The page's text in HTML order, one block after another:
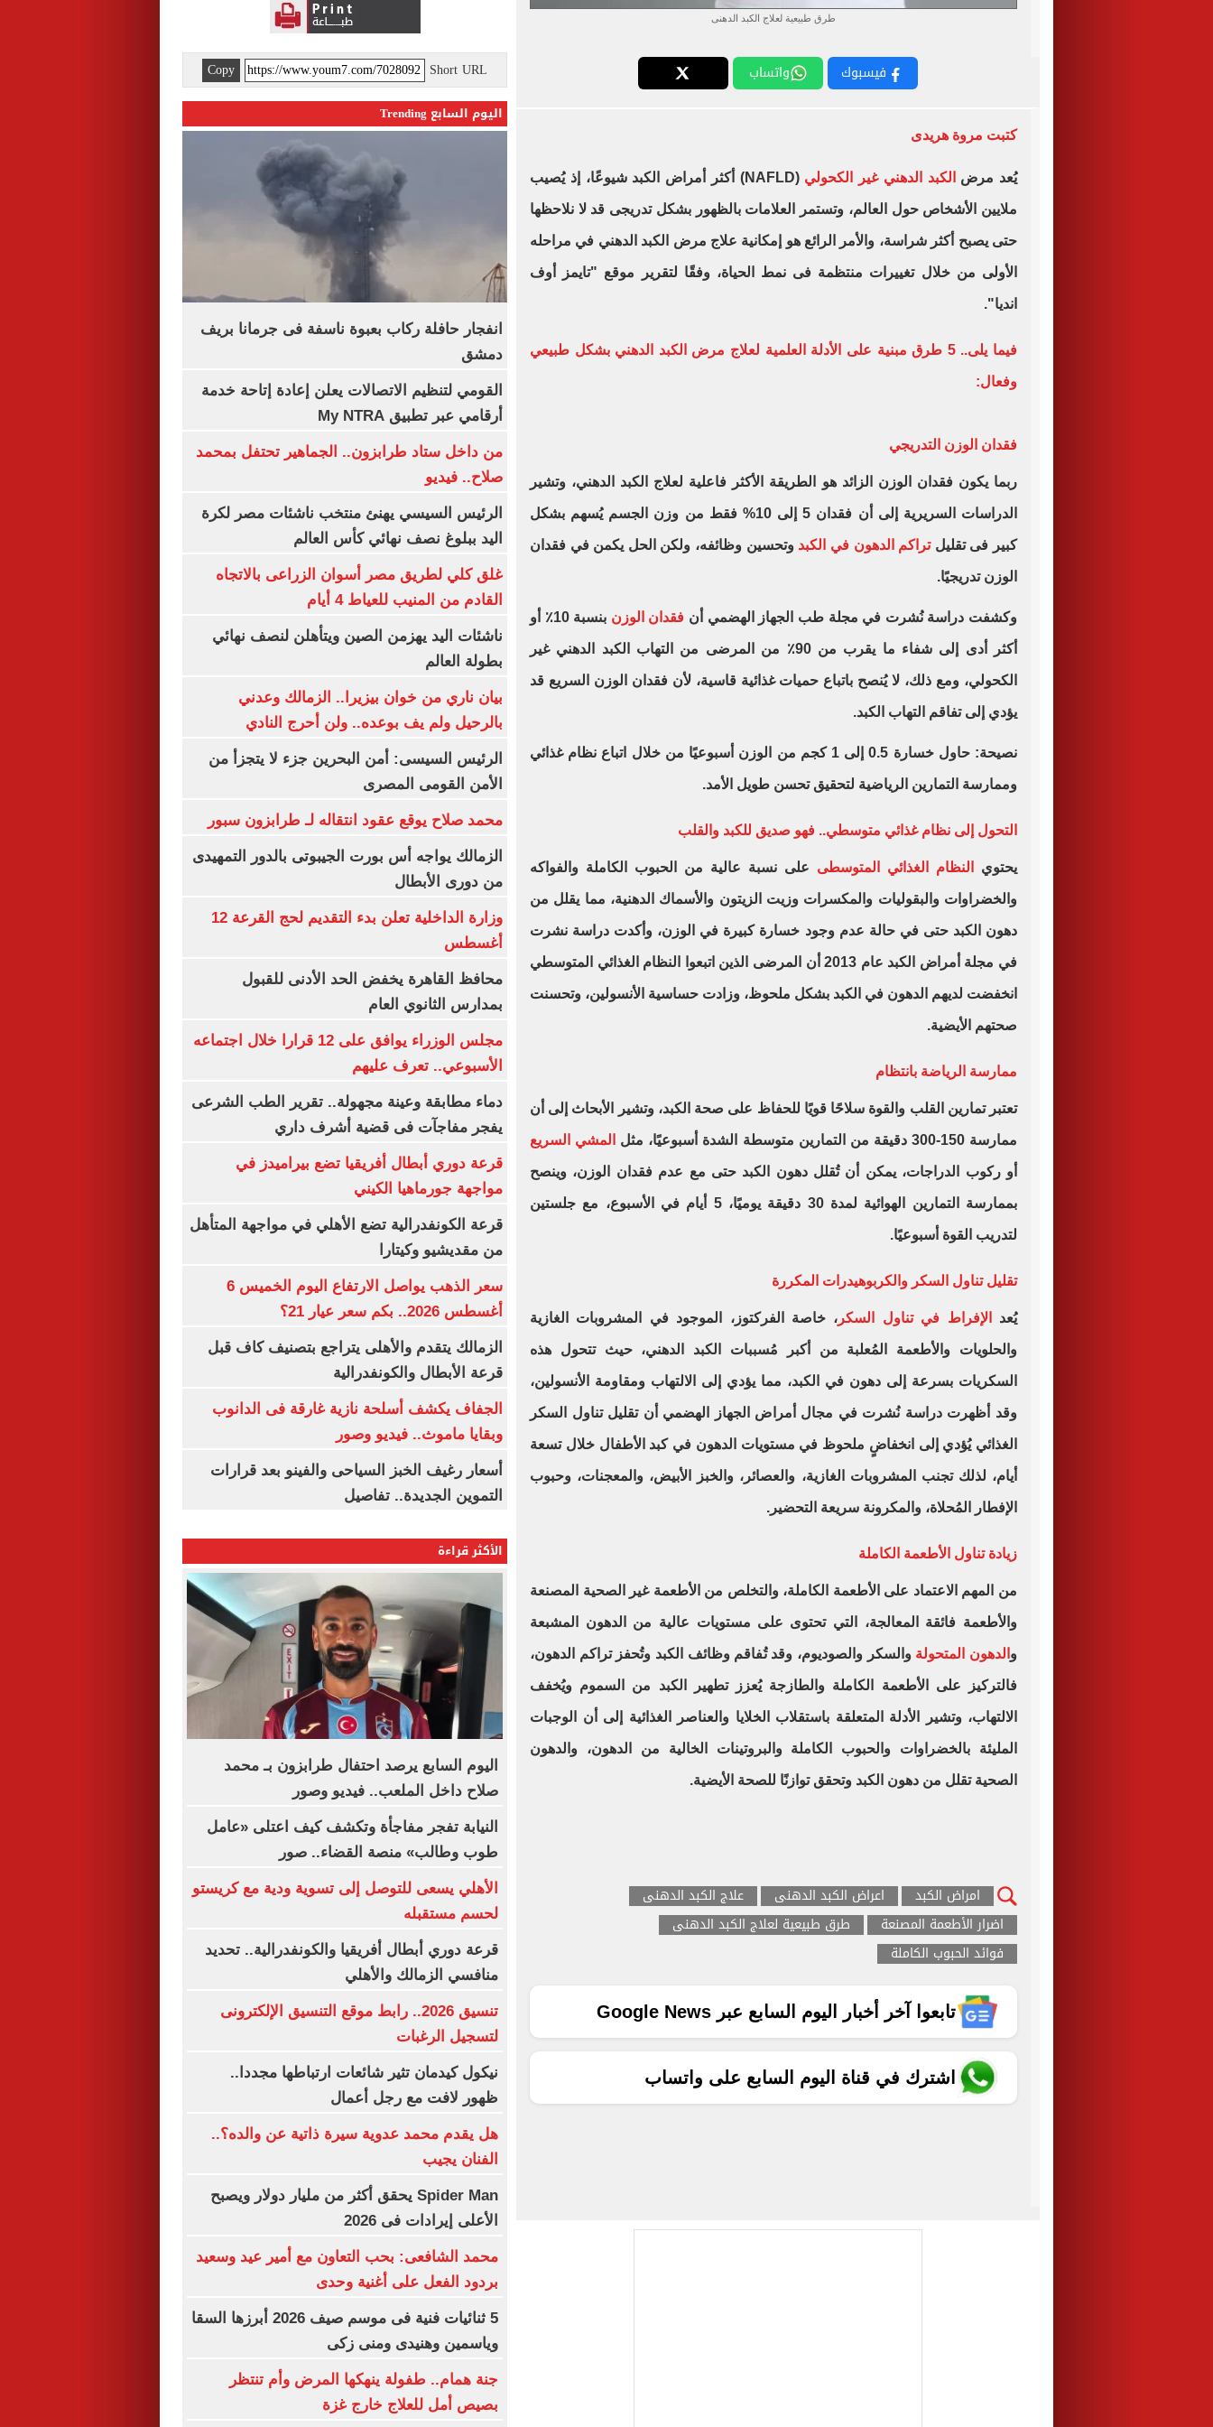
طرق طبيعية لعلاج الكبد الدهنى
فيسبوك واتساب
كتبت مروة هريدى
يُعد مرض الكبد الدهني غير الكحولي (NAFLD) أكثر أمراض الكبد شيوعًا، إذ يُصيب
ملايين الأشخاص حول العالم، وتستمر العلامات بالظهور بشكل تدريجى قد لا نلاحظها
حتى يصبح أكثر شراسة، والأمر الرائع هو إمكانية علاج مرض الكبد الدهني في مراحله
الأولى من خلال تغييرات منتظمة فى نمط الحياة، وفقًا لتقرير موقع "تايمز أوف
انديا".
فيما يلى.. 5 طرق مبنية على الأدلة العلمية لعلاج مرض الكبد الدهني بشكل طبيعي
وفعال:
فقدان الوزن التدريجي
ربما يكون فقدان الوزن الزائد هو الطريقة الأكثر فاعلية لعلاج الكبد الدهني، وتشير
الدراسات السريرية إلى أن فقدان 5 إلى 10% فقط من وزن الجسم يُسهم بشكل
كبير فى تقليلتراكم الدهون في الكبد وتحسين وظائفه، ولكن الحل يكمن في فقدان
الوزن تدريجيًا.
وكشفت دراسة نُشرت في مجلة طب الجهاز الهضمي أن فقدان الوزن بنسبة 10٪ أو
أكثر أدى إلى شفاء ما يقرب من 90٪ من المرضى من التهاب الكبد الدهني غير
الكحولي، ومع ذلك، لا يُنصح باتباع حميات غذائية قاسية، لأن فقدان الوزن السريع قد
يؤدي إلى تفاقم التهاب الكبد.
نصيحة: حاول خسارة 0.5 إلى 1 كجم من الوزن أسبوعيًا من خلال اتباع نظام غذائي
وممارسة التمارين الرياضية لتحقيق تحسن طويل الأمد.
التحول إلى نظام غذائي متوسطي.. فهو صديق للكبد والقلب
يحتوي النظام الغذائي المتوسطى على نسبة عالية من الحبوب الكاملة والفواكه
والخضراوات والبقوليات والمكسرات وزيت الزيتون والأسماك الدهنية، مما يقلل من
دهون الكبد حتى في حالة عدم وجود خسارة كبيرة في الوزن، وأكدت دراسة نشرت
في مجلة أمراض الكبد عام 2013 أن المرضى الذين اتبعوا النظام الغذائي المتوسطي
انخفضت لديهم الدهون في الكبد بشكل ملحوظ، وزادت حساسية الأنسولين، وتحسنت
صحتهم الأيضية.
ممارسة الرياضة بانتظام
تعتبر تمارين القلب والقوة سلاحًا قويًا للحفاظ على صحة الكبد، وتشير الأبحاث إلى أن
ممارسة 150-300 دقيقة من التمارين متوسطة الشدة أسبوعيًا، مثل المشي السريع
أو ركوب الدراجات، يمكن أن تُقلل دهون الكبد حتى مع عدم فقدان الوزن، وينصح
بممارسة التمارين الهوائية لمدة 30 دقيقة يوميًا، 5 أيام في الأسبوع، مع جلستين
لتدريب القوة أسبوعيًا.
تقليل تناول السكر والكربوهيدرات المكررة
يُعد الإفراط في تناول السكر ، خاصة الفركتوز، الموجود في المشروبات الغازية
والحلويات والأطعمة المُعلبة من أكبر مُسببات الكبد الدهني، حيث تتحول هذه
السكريات بسرعة إلى دهون في الكبد، مما يؤدي إلى الالتهاب ومقاومة الأنسولين،
وقد أظهرت دراسة نُشرت في مجال أمراض الجهاز الهضمي أن تقليل تناول السكر
الغذائي يُؤدي إلى انخفاضٍ ملحوظ في مستويات الدهون في كبد الأطفال خلال تسعة
أيام، لذلك تجنب المشروبات الغازية، والعصائر، والخبز الأبيض، والمعجنات، وحبوب
الإفطار المُحلاة، والمكرونة سريعة التحضير.
زيادة تناول الأطعمة الكاملة
من المهم الاعتماد على الأطعمة الكاملة، والتخلص من الأطعمة غير الصحية المصنعة
والأطعمة فائقة المعالجة، التي تحتوى على مستويات عالية من الدهون المشبعة
و الدهون المتحولةوالسكر والصوديوم، وقد تُفاقم وظائف الكبد وتُحفز تراكم الدهون،
فالتركيز على الأطعمة الكاملة والطازجة يُعزز تطهير الكبد من السموم ويُخفف
الالتهاب، وتشير الأدلة المتعلقة باستقلاب الخلايا والعناصر الغذائية إلى أن الوجبات
المليئة بالخضراوات والحبوب الكاملة والبروتينات الخالية من الدهون، والدهون
الصحية تقلل من دهون الكبد وتحقق توازنًا للصحة الأيضية.
امراض الكبد اعراض الكبد الدهنى
علاج الكبد الدهنى
اضرار الأطعمة المصنعة
طرق طبيعية لعلاج الكبد الدهنى
فوائد الحبوب الكاملة
تابعوا آخر أخبار اليوم السابع عبر Google News
اشترك في قناة اليوم السابع على واتساب
Short URL
Copy
اليوم السابع Trending
انفجار حافلة ركاب بعبوة ناسفة فى جرمانا بريف
دمشق
القومي لتنظيم الاتصالات يعلن إعادة إتاحة خدمة
أرقامي عبر تطبيق My NTRA
من داخل ستاد طرابزون.. الجماهير تحتفل بمحمد
صلاح.. فيديو
الرئيس السيسي يهنئ منتخب ناشئات مصر لكرة
اليد ببلوغ نصف نهائي كأس العالم
غلق كلي لطريق مصر أسوان الزراعى بالاتجاه
القادم من المنيب للعياط 4 أيام
ناشئات اليد يهزمن الصين ويتأهلن لنصف نهائي
بطولة العالم
بيان ناري من خوان بيزيرا.. الزمالك وعدني
بالرحيل ولم يف بوعده.. ولن أحرج النادي
الرئيس السيسى: أمن البحرين جزء لا يتجزأ من
الأمن القومى المصرى
محمد صلاح يوقع عقود انتقاله لـ طرابزون سبور
الزمالك يواجه أس بورت الجيبوتى بالدور التمهيدى
من دورى الأبطال
وزارة الداخلية تعلن بدء التقديم لحج القرعة 12
أغسطس
محافظ القاهرة يخفض الحد الأدنى للقبول
بمدارس الثانوي العام
مجلس الوزراء يوافق على 12 قرارا خلال اجتماعه
الأسبوعي.. تعرف عليهم
دماء مطابقة وعينة مجهولة.. تقرير الطب الشرعى
يفجر مفاجآت فى قضية أشرف داري
قرعة دوري أبطال أفريقيا تضع بيراميدز في
مواجهة جورماهيا الكيني
قرعة الكونفدرالية تضع الأهلي في مواجهة المتأهل
من مقديشيو وكيتارا
سعر الذهب يواصل الارتفاع اليوم الخميس 6
أغسطس 2026.. بكم سعر عيار 21؟
الزمالك يتقدم والأهلى يتراجع بتصنيف كاف قبل
قرعة الأبطال والكونفدرالية
الجفاف يكشف أسلحة نازية غارقة فى الدانوب
وبقايا ماموث.. فيديو وصور
أسعار رغيف الخبز السياحى والفينو بعد قرارات
التموين الجديدة.. تفاصيل
الأكثر قراءة
اليوم السابع يرصد احتفال طرابزون بـ محمد
صلاح داخل الملعب.. فيديو وصور
النيابة تفجر مفاجأة وتكشف كيف اعتلى «عامل
طوب وطالب» منصة القضاء.. صور
الأهلي يسعى للتوصل إلى تسوية ودية مع كريستو
لحسم مستقبله
قرعة دوري أبطال أفريقيا والكونفدرالية.. تحديد
منافسي الزمالك والأهلي
تنسيق 2026.. رابط موقع التنسيق الإلكترونى
لتسجيل الرغبات
نيكول كيدمان تثير شائعات ارتباطها مجددا..
ظهور لافت مع رجل أعمال
هل يقدم محمد عدوية سيرة ذاتية عن والده؟..
الفنان يجيب
Spider Man يحقق أكثر من مليار دولار ويصبح
الأعلى إيرادات فى 2026
محمد الشافعى: بحب التعاون مع أمير عيد وسعيد
بردود الفعل على أغنية وحدى
5 ثنائيات فنية فى موسم صيف 2026 أبرزها السقا
وياسمين وهنيدى ومنى زكى
جنة همام.. طفولة ينهكها المرض وأم تنتظر
بصيص أمل للعلاج خارج غزة